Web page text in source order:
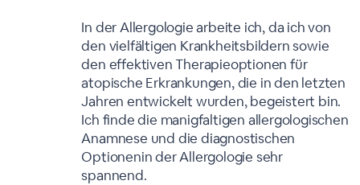
In der Allergologie arbeite ich, da ich von
den vielfältigen Krankheitsbildern sowie
den effektiven Therapieoptionen für
atopische Erkrankungen, die in den letzten
Jahren entwickelt wurden, begeistert bin.
Ich finde die manigfaltigen allergologischen
Anamnese und die diagnostischen
Optionenin der Allergologie sehr
spannend.